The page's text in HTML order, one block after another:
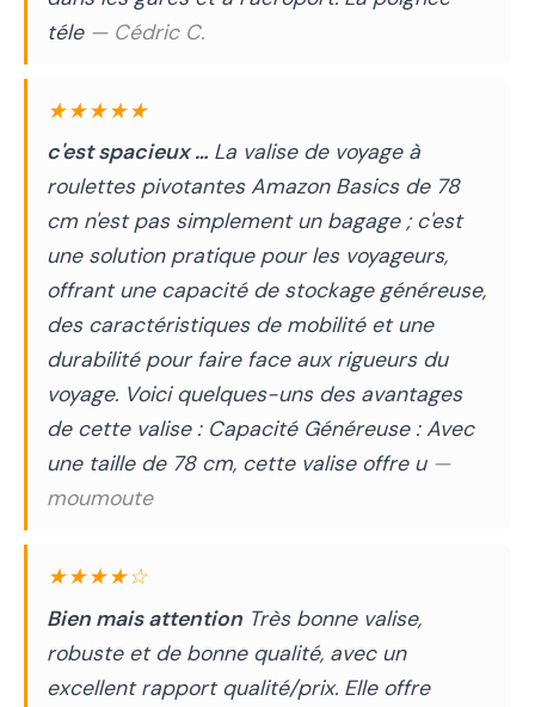
téle — Cédric C.
★★★★★
c'est spacieux … La valise de voyage à
roulettes pivotantes Amazon Basics de 78
cm n'est pas simplement un bagage ; c'est
une solution pratique pour les voyageurs,
offrant une capacité de stockage généreuse,
des caractéristiques de mobilité et une
durabilité pour faire face aux rigueurs du
voyage. Voici quelques-uns des avantages
de cette valise : Capacité Généreuse : Avec
une taille de 78 cm, cette valise offre u —
moumoute
★★★★☆
Bien mais attention Très bonne valise,
robuste et de bonne qualité, avec un
excellent rapport qualité/prix. Elle offre